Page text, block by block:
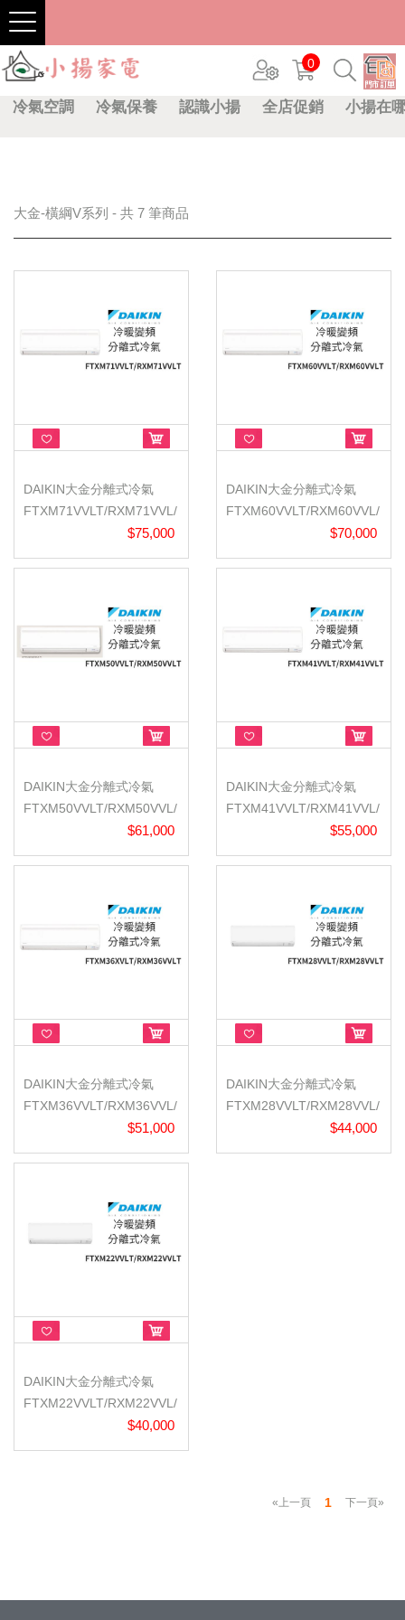
0
冷氣空調 冷氣保養 認識小揚 全店促銷 小揚在
大金-橫綱V系列 - 共 7 筆商品
DAIKIN大金分離式冷氣
FTXM71VVLT/RXM71VVL/
$75,000
DAIKIN大金分離式冷氣
FTXM60VVLT/RXM60VVL/
$70,000
DAIKIN大金分離式冷氣
FTXM50VVLT/RXM50VVL/
$61,000
DAIKIN大金分離式冷氣
FTXM41VVLT/RXM41VVL/
$55,000
DAIKIN大金分離式冷氣
FTXM36VVLT/RXM36VVL/
$51,000
DAIKIN大金分離式冷氣
FTXM28VVLT/RXM28VVL/
$44,000
DAIKIN大金分離式冷氣
FTXM22VVLT/RXM22VVL/
$40,000
«上一頁 1 下一頁»